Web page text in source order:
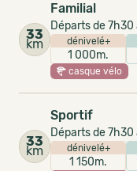
33
km
Familial
Départs de 7h30
dénivelé+
1 000m.
casque vélo
33
km
Sportif
Départs de 7h30
dénivelé+
1 150m.